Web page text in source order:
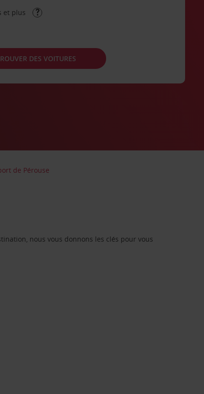
et plus
DES VOITURES
de Pérouse
nous vous donnons les clés pour vous